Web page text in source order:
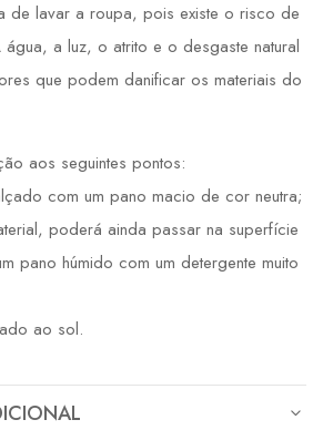
de lavar a roupa, pois existe o risco de
a luz, o atrito e o desgaste natural
que podem danificar os materiais do
aos seguintes pontos:
com um pano macio de cor neutra;
poderá ainda passar na superfície
pano húmido com um detergente muito
ao sol.